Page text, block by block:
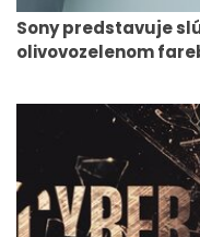
Sony predstavuje
olivovozelenom